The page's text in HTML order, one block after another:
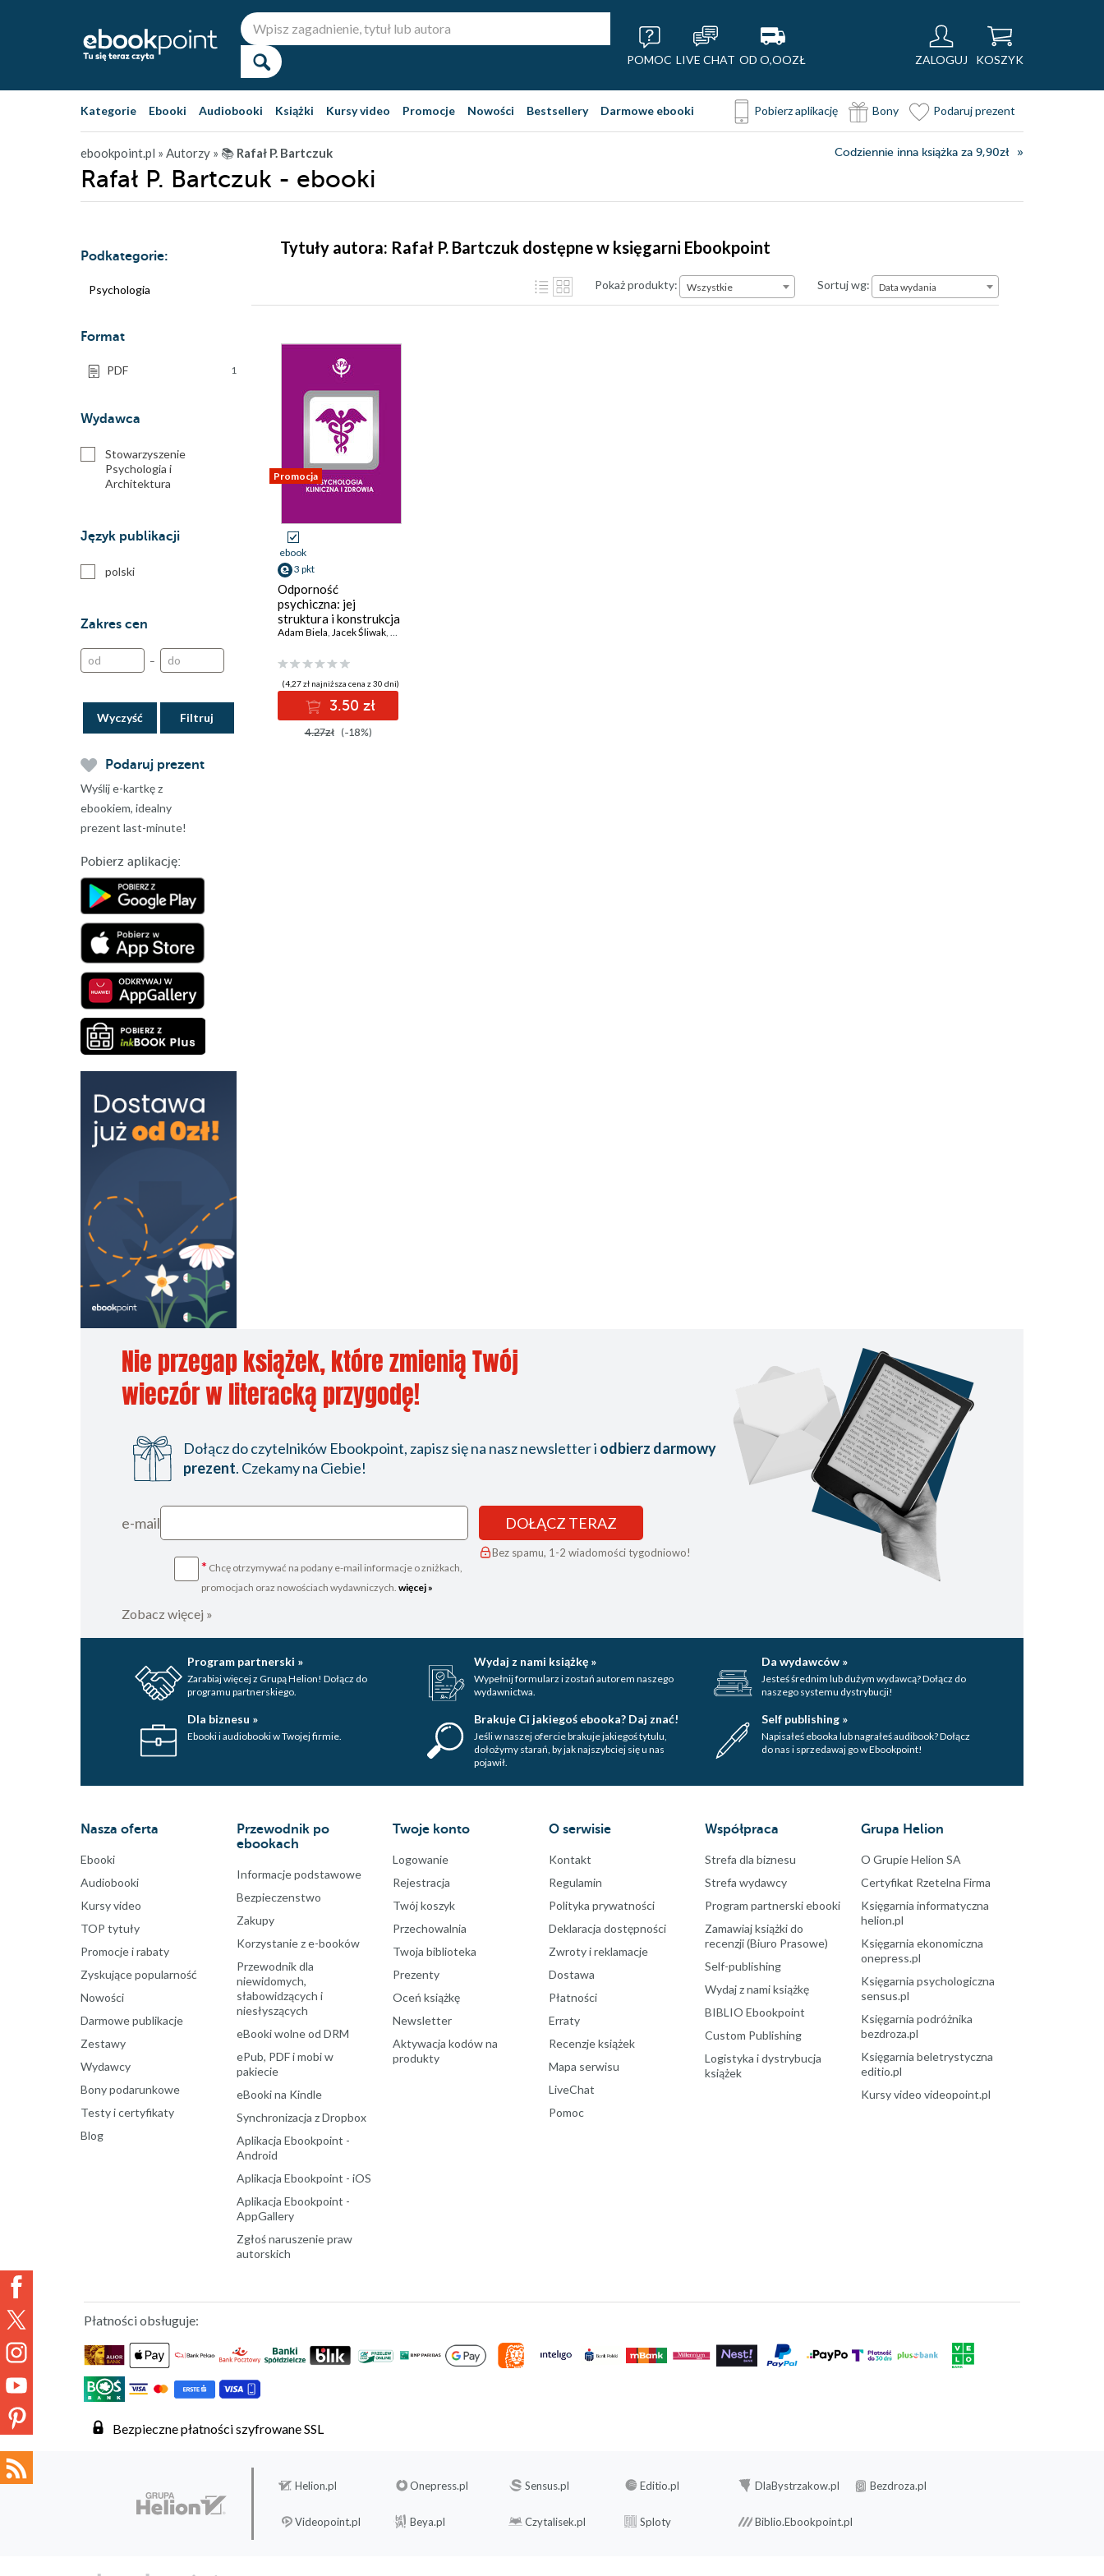
POMOC LIVE CHAT OD O,OOZŁ ZALOGUJ KOSZYK
Kategorie Ebooki Audiobooki Książki Kursy video Promocje Nowości Bestsellery Darmowe ebooki Pobierz aplikację Bony Podaruj prezent
ebookpoint.pl » Autorzy » 📚 Rafał P. Bartczuk Codziennie inna książka za 9,90zł
Rafał P. Bartczuk - ebooki
Podkategorie:
Psychologia
Format
PDF 1
Wydawca
Stowarzyszenie
Psychologia i
Architektura
Język publikacji
polski
Zakres cen
–
Wyczyść
Podaruj prezent
Wyślij e-kartkę z
ebookiem, idealny
prezent last-minute!
Pobierz aplikację:
Tytuły autora: Rafał P. Bartczuk dostępne w księgarni Ebookpoint
Pokaż produkty: Wszystkie Sortuj wg:Data wydania
Data wydania
Promocja
ebook
3 pkt
Odporność
psychiczna: jej
struktura i konstrukcja
Skali Struktury
(SSP)
Adam Biela, Jacek Śliwak, Rafał P. Bartczuk
(4,27 zł najniższa cena z 30 dni)
3.50 zł
4.27zł (-18%)
Nie przegap książek, które zmienią Twój
wieczór w literacką przygodę!
Dołącz do czytelników Ebookpoint, zapisz się na nasz newsletter i odbierz darmowy
prezent. Czekamy na Ciebie!
e-mail
* Chcę otrzymywać na podany e-mail informacje o zniżkach,
promocjach oraz nowościach wydawniczych. więcej »
DOŁĄCZ TERAZ
Bez spamu, 1-2 wiadomości tygodniowo!
Zobacz więcej »
Program partnerski »
Zarabiaj więcej z Grupą Helion! Dołącz do
programu partnerskiego.
Wydaj z nami książkę »
Wypełnij formularz i zostań autorem naszego
wydawnictwa.
Da wydawców »
Jesteś średnim lub dużym wydawcą? Dołącz do
naszego systemu dystrybucji!
Dla biznesu »
Ebooki i audiobooki w Twojej firmie.
Brakuje Ci jakiegoś ebooka? Daj znać!
Jeśli w naszej ofercie brakuje jakiegoś tytulu,
dołożymy starań, by jak najszybciej się u nas
pojawił.
Self publishing »
Napisałeś ebooka lub nagrałeś audibook? Dołącz
do nas i sprzedawaj go w Ebookpoint!
Nasza oferta
Ebooki
Audiobooki
Kursy video
TOP tytuły
Promocje i rabaty
Zyskujące popularność
Nowości
Darmowe publikacje
Zestawy
Wydawcy
Bony podarunkowe
Testy i certyfikaty
Blog
Przewodnik po
ebookach
Informacje podstawowe
Bezpieczenstwo
Zakupy
Korzystanie z e-booków
Przewodnik dla
niewidomych,
słabowidzących i
niesłyszących
eBooki wolne od DRM
ePub, PDF i mobi w
pakiecie
eBooki na Kindle
Synchronizacja z Dropbox
Aplikacja Ebookpoint -
Android
Aplikacja Ebookpoint - iOS
Aplikacja Ebookpoint -
AppGallery
Zgłoś naruszenie praw
autorskich
Twoje konto
Logowanie
Rejestracja
Twój koszyk
Przechowalnia
Twoja biblioteka
Prezenty
Oceń książkę
Newsletter
Aktywacja kodów na
produkty
O serwisie
Kontakt
Regulamin
Polityka prywatności
Deklaracja dostępności
Zwroty i reklamacje
Dostawa
Płatności
Erraty
Recenzje książek
Mapa serwisu
LiveChat
Pomoc
Współpraca
Strefa dla biznesu
Strefa wydawcy
Program partnerski ebooki
Zamawiaj książki do
recenzji (Biuro Prasowe)
Self-publishing
Wydaj z nami książkę
BIBLIO Ebookpoint
Custom Publishing
Logistyka i dystrybucja
książek
Grupa Helion
O Grupie Helion SA
Certyfikat Rzetelna Firma
Księgarnia informatyczna
helion.pl
Księgarnia ekonomiczna
onepress.pl
Księgarnia psychologiczna
sensus.pl
Księgarnia podróżnika
bezdroza.pl
Księgarnia beletrystyczna
editio.pl
Kursy video videopoint.pl
Płatności obsługuje:
Bezpieczne płatności szyfrowane SSL
Helion.pl Onepress.pl Sensus.pl Editio.pl DlaBystrzakow.pl Bezdroza.pl
Videopoint.pl Beya.pl Czytalisek.pl Sploty Biblio.Ebookpoint.pl